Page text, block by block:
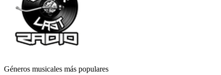
Géneros musicales más populares